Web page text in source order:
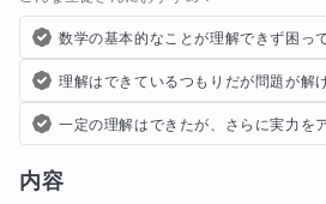
数学の基本的なことが理解できず困っ
理解はできているつもりだが問題が解
一定の理解はできたが、さらに実力を
内容